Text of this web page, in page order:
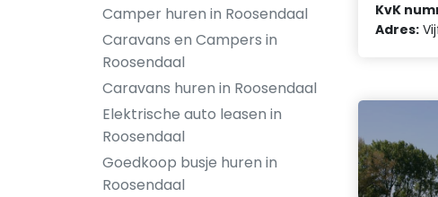
Camper huren in Roosendaal
Caravans en Campers in
Roosendaal
Caravans huren in Roosendaal
Elektrische auto leasen in
Roosendaal
Goedkoop busje huren in
Roosendaal
KvK
Adres: